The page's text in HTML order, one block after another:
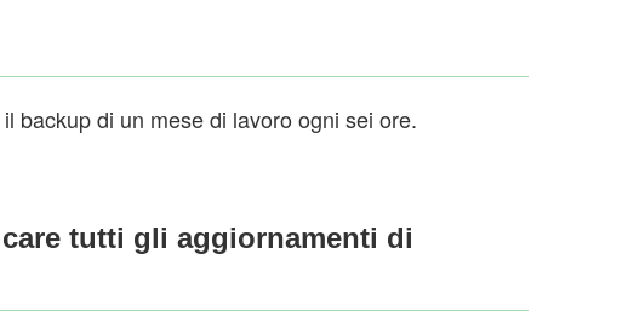
backup di un mese di lavoro ogni sei ore.
tutti gli aggiornamenti di